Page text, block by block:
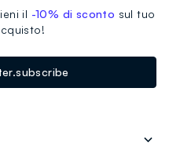
il -10% di sconto sul tuo